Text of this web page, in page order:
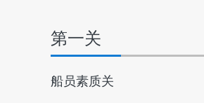
第一关
船员素质关